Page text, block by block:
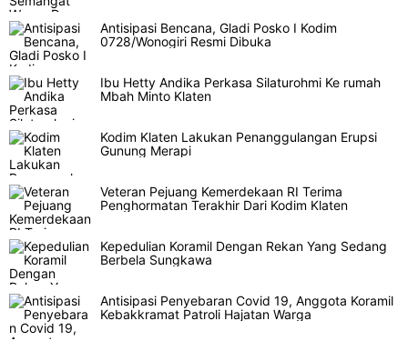
Antisipasi Bencana, Gladi Posko I Kodim
0728/Wonogiri Resmi Dibuka
Ibu Hetty Andika Perkasa Silaturohmi Ke rumah
Mbah Minto Klaten
Kodim Klaten Lakukan Penanggulangan Erupsi
Gunung Merapi
Veteran Pejuang Kemerdekaan RI Terima
Penghormatan Terakhir Dari Kodim Klaten
Kepedulian Koramil Dengan Rekan Yang Sedang
Berbela Sungkawa
Antisipasi Penyebaran Covid 19, Anggota Koramil
Kebakkramat Patroli Hajatan Warga